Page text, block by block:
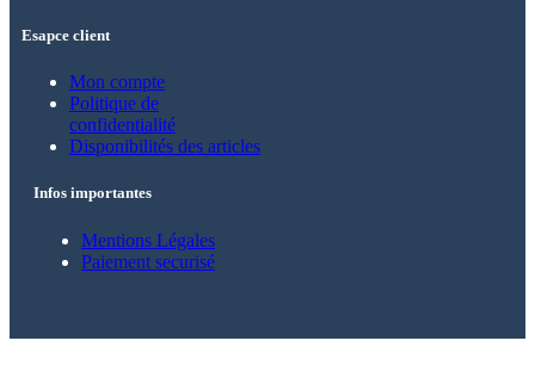
Esapce client
Mon compte
Politique de
confidentialité
Disponibilités des articles
Infos importantes
Mentions Légales
Paiement securisé